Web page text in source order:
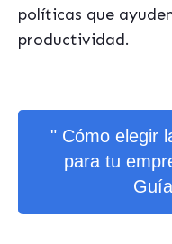
políticas que
productividad.
" Cómo elegir
para tu